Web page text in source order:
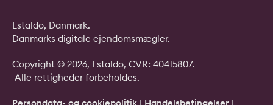
Copyright © 2026, Estaldo, CVR: 40415807.
Alle rettigheder forbeholdes.
Persondata- og cookiepolitik | Handelsbetingelser |
Estaldo, Danmark.
Danmarks digitale ejendomsmægler.